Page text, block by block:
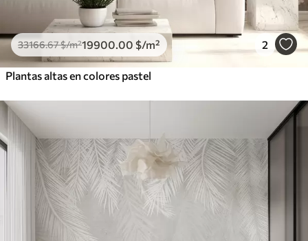
33166.67$/m²19900 .00 $/m² 2
Plantas altas en colores pastel